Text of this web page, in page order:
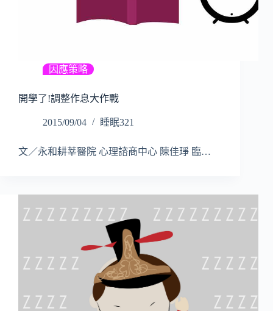
因應策略
開學了!調整作息大作戰
2015/09/04 睡眠321
文／永和耕莘醫院 心理諮商中心 陳佳琤 臨…